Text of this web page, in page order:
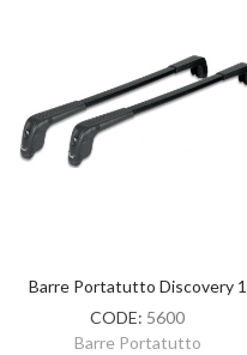
Barre Portatutto Discovery 1
CODE: 5600
Barre Portatutto